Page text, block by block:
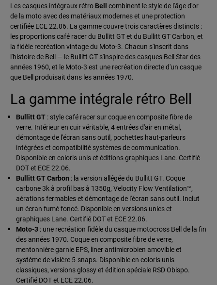
Les casques intégraux rétro Bell combinent le style de l'âge d'or
de la moto avec des matériaux modernes et une protection
certifiée ECE 22.06. La gamme couvre trois caractères distincts :
les proportions café racer du Bullitt GT et du Bullitt GT Carbon, et
la fidèle recréation vintage du Moto-3. Chacun s'inscrit dans
l'histoire de Bell — le Bullitt GT s'inspire des casques Bell Star des
années 1960, et le Moto-3 est une recréation directe d'un casque
que Bell produisait dans les années 1970.
La gamme intégrale rétro Bell
Bullitt GT : style café racer sur coque en composite fibre de
verre. Intérieur en cuir véritable, 4 entrées d'air en métal,
démontage de l'écran sans outil, pochettes haut-parleurs
intégrées et compatibilité systèmes de communication.
Disponible en coloris unis et éditions graphiques Lane. Certifié
DOT et ECE 22.06.
Bullitt GT Carbon : la version allégée du Bullitt GT. Coque
carbone 3k à profil bas à 1350g, Velocity Flow Ventilation™,
aérations fermables et démontage de l'écran sans outil. Inclut
un écran fumé foncé. Disponible en versions unies et
graphiques Lane. Certifié DOT et ECE 22.06.
Moto-3 : une recréation fidèle du casque motocross Bell de la fin
des années 1970. Coque en composite fibre de verre,
mentonnière garnie EPS, liner antimicrobien amovible et
système de visière 5-snaps. Disponible en coloris unis
classiques, versions glossy et édition spéciale RSD Obispo.
Certifié DOT et ECE 22.06.